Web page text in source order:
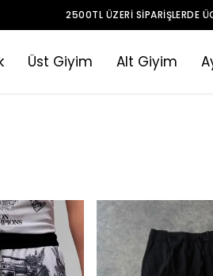
2500TL ÜZERI SIPARIŞLERDE
Üst Giyim Alt Giyim